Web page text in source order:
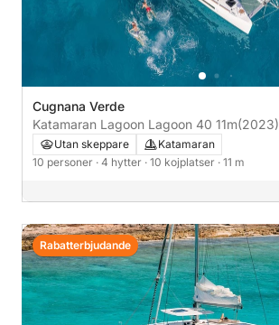
Cugnana Verde
Katamaran Lagoon Lagoon 40 11m(2023)
Utan skeppare
Katamaran
10 personer · 4 hytter · 10 kojplatser · 11 m
Rabatterbjudande